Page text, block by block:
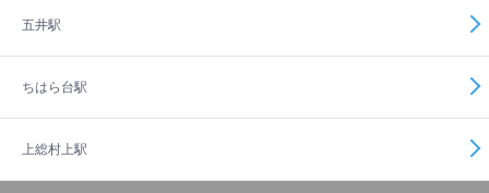
五井駅
ちはら台駅
上総村上駅